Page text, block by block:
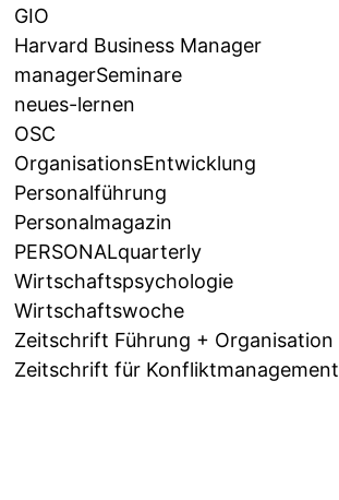
GIO
Harvard Business Manager
managerSeminare
neues-lernen
OSC
OrganisationsEntwicklung
Personalführung
Personalmagazin
PERSONALquarterly
Wirtschaftspsychologie
Wirtschaftswoche
Zeitschrift Führung + Organisation
Zeitschrift für Konfliktmanagement